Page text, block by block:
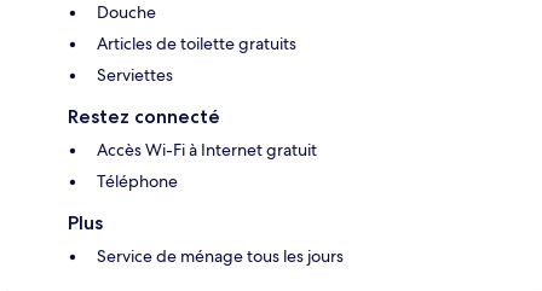
Douche
Articles de toilette gratuits
Serviettes
Restez connecté
Accès Wi-Fi à Internet gratuit
Téléphone
Plus
Service de ménage tous les jours